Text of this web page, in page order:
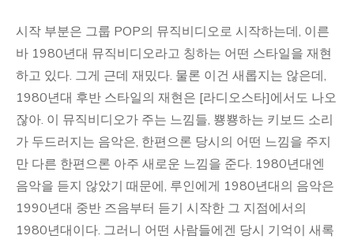
시작 부분은 그룹 POP의 뮤직비디오로 시작하는데, 이른
바 1980년대 뮤직비디오라고 칭하는 어떤 스타일을 재현
하고 있다. 그게 근데 재밌다. 물론 이건 새롭지는 않은데,
1980년대 후반 스타일의 재현은 [라디오스타]에서도 나오
잖아. 이 뮤직비디오가 주는 느낌들, 뿅뿅하는 키보드 소리
가 두드러지는 음악은, 한편으론 당시의 어떤 느낌을 주지
만 다른 한편으론 아주 새로운 느낌을 준다. 1980년대엔
음악을 듣지 않았기 때문에, 루인에게 1980년대의 음악은
1990년대 중반 즈음부터 듣기 시작한 그 지점에서의
1980년대이다. 그러니 어떤 사람들에겐 당시 기억이 새록